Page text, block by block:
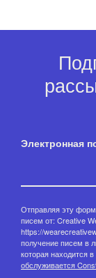
Электронная
Отправляя эту
писем от: Creative
https://
получение писем в
которая находится
обслуживается